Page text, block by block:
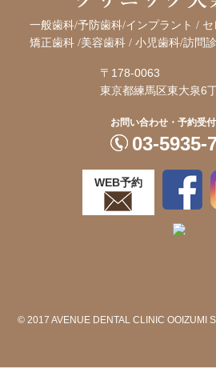
一般歯科/予防歯科/インプラント /
矯正歯科 /美容歯科 / 小児歯科/訪問
〒178-0063
東京都練馬区東大泉6
お問い合わせ・予約受付
03-5935-
WEB予約
© 2017 AVENUE DENTAL CLINIC OOIZUMI